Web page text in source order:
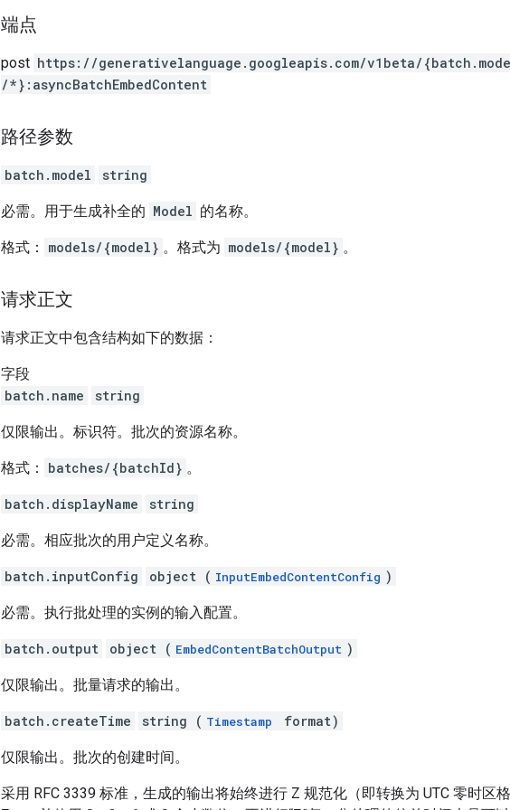
端点
post https: / /generativelanguage.googleapis.com/v1beta/
/*}:asyncBatchEmbedContent
路径参数
batch.model string
必需。用于生成补全的 Model 的名称。
格式： models/{model} 。格式为 models/{model} 。
请求正文
请求正文中包含结构如下的数据：
字段
batch.name
string
仅限输出。标识符。批次的资源名称。
格式： batches/{batchId} 。
batch.displayName string
必需。相应批次的用户定义名称。
batch.inputConfig object ( InputEmbedContentConfig )
必需。执行批处理的实例的输入配置。
batch.output object ( EmbedContentBatchOutput )
仅限输出。批量请求的输出。
batch.createTime string ( Timestamp format)
仅限输出。批次的创建时间。
采用 RFC 3339 标准，生成的输出将始终进行 Z 规范化（即转换为 UTC 零时区